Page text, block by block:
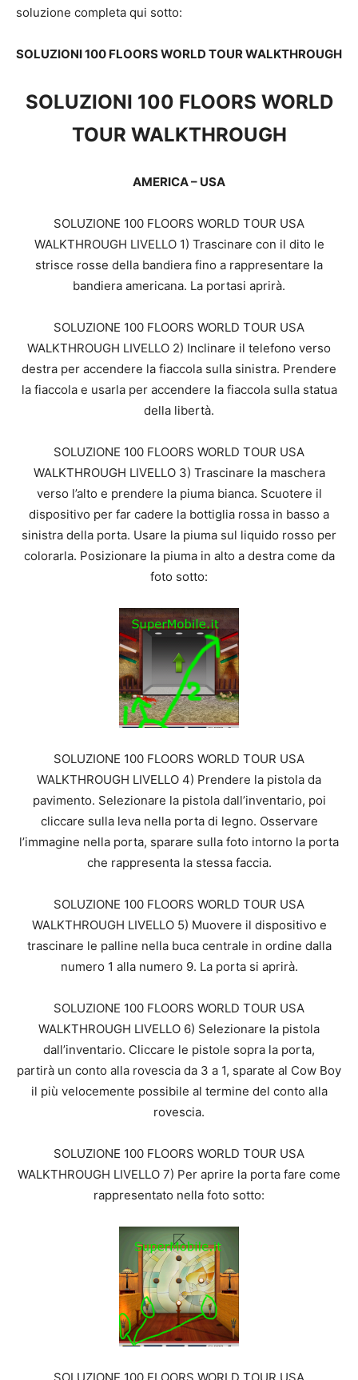
soluzione completa qui sotto:
SOLUZIONI 100 FLOORS WORLD TOUR WALKTHROUGH
SOLUZIONI 100 FLOORS WORLD
TOUR WALKTHROUGH
AMERICA – USA
SOLUZIONE 100 FLOORS WORLD TOUR USA
WALKTHROUGH LIVELLO 1) Trascinare con il dito le
strisce rosse della bandiera fino a rappresentare la
bandiera americana. La portasi aprirà.
SOLUZIONE 100 FLOORS WORLD TOUR USA
WALKTHROUGH LIVELLO 2) Inclinare il telefono verso
destra per accendere la fiaccola sulla sinistra. Prendere
la fiaccola e usarla per accendere la fiaccola sulla statua
della libertà.
SOLUZIONE 100 FLOORS WORLD TOUR USA
WALKTHROUGH LIVELLO 3) Trascinare la maschera
verso l’alto e prendere la piuma bianca. Scuotere il
dispositivo per far cadere la bottiglia rossa in basso a
sinistra della porta. Usare la piuma sul liquido rosso per
colorarla. Posizionare la piuma in alto a destra come da
foto sotto:
SOLUZIONE 100 FLOORS WORLD TOUR USA
WALKTHROUGH LIVELLO 4) Prendere la pistola da
pavimento. Selezionare la pistola dall’inventario, poi
cliccare sulla leva nella porta di legno. Osservare
l’immagine nella porta, sparare sulla foto intorno la porta
che rappresenta la stessa faccia.
SOLUZIONE 100 FLOORS WORLD TOUR USA
WALKTHROUGH LIVELLO 5) Muovere il dispositivo e
trascinare le palline nella buca centrale in ordine dalla
numero 1 alla numero 9. La porta si aprirà.
SOLUZIONE 100 FLOORS WORLD TOUR USA
WALKTHROUGH LIVELLO 6) Selezionare la pistola
dall’inventario. Cliccare le pistole sopra la porta,
partirà un conto alla rovescia da 3 a 1, sparate al Cow Boy
il più velocemente possibile al termine del conto alla
rovescia.
SOLUZIONE 100 FLOORS WORLD TOUR USA
WALKTHROUGH LIVELLO 7) Per aprire la porta fare come
rappresentato nella foto sotto: